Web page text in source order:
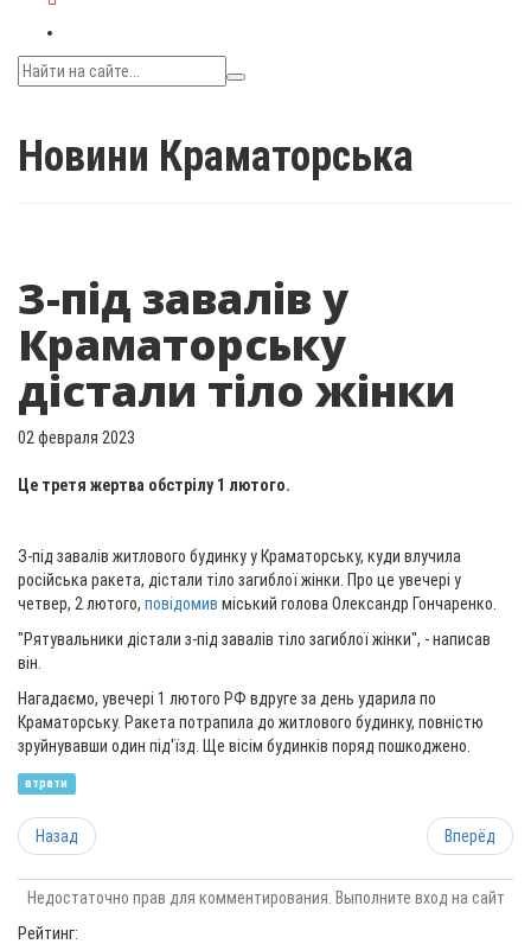
Новини Краматорська
З-під завалів у
Краматорську
дістали тіло жінки
02 февраля 2023
Це третя жертва обстрілу 1 лютого.
З-під завалів житлового будинку у Краматорську, куди влучила
російська ракета, дістали тіло загиблої жінки. Про це увечері у
четвер, 2 лютого, повідомив міський голова Олександр Гончаренко.
"Рятувальники дістали з-під завалів тіло загиблої жінки", - написав
він.
Нагадаємо, увечері 1 лютого РФ вдруге за день ударила по
Краматорську. Ракета потрапила до житлового будинку, повністю
зруйнувавши один під'їзд. Ще вісім будинків поряд пошкоджено.
втрати
Назад Вперёд
Недостаточно прав для комментирования. Выполните вход на сайт
Рейтинг: